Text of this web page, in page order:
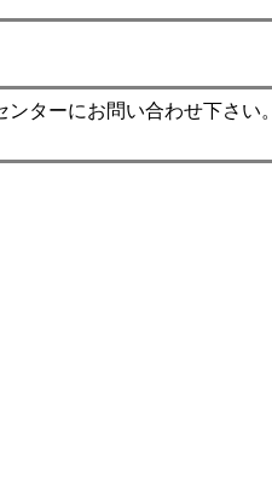
ターにお問い合わせ下さい。